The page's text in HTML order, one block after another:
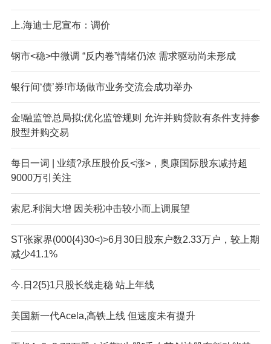
上.海迪士尼宣布：调价
钢市<稳>中微调 “反内卷”情绪仍浓 需求驱动尚未形成
银行间‘债’券!市场做市业务交流会成功举办
金!融监管总局拟;优化监管规则 允许并购贷款有条件支持参
股型并购交易
每日一词 | 业绩?承压股价反<涨>，奥康国际股东减持超
9000万引关注
索尼.利润大增 因关税冲击较小而上调展望
ST张家界(000{4}30<)>6月30日股东户数2.33万户，较上期
减少41.1%
今.日2{5}1只股长线走稳 站上年线
美国新一代Acela,高铁上线 但速度未有提升